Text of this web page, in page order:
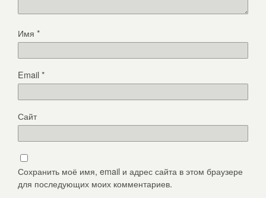
Имя *
Email*
Сайт
Сохранить моё имя, email и адрес сайта в этом браузере
для последующих моих комментариев.